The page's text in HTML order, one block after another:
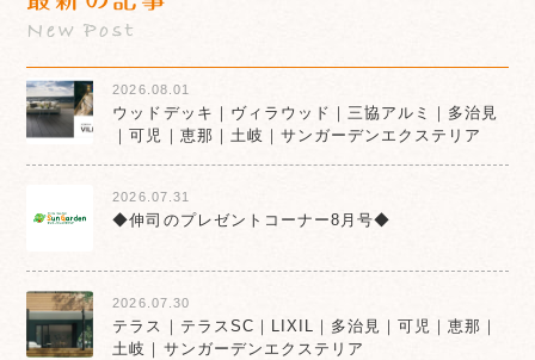
New Post
2026.08.01
ウッドデッキ｜ヴィラウッド｜三協アルミ｜多治見
｜可児｜恵那｜土岐｜サンガーデンエクステリア
2026.07.31
◆伸司のプレゼントコーナー8月号◆
2026.07.30
テラス｜テラスSC｜LIXIL｜多治見｜可児｜恵那｜
土岐｜サンガーデンエクステリア